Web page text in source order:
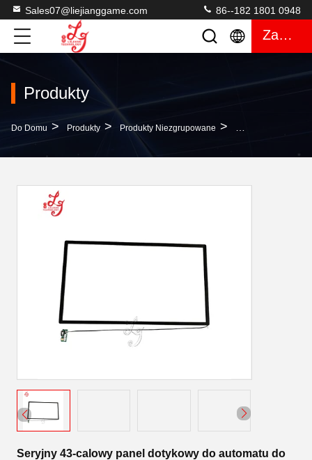
Sales07@liejianggame.com 86--182 1801 0948
Zacytować
Produkty
Do Domu > Produkty > Produkty Niezgrupowane > Seryjny 43-Calowy
Seryjny 43-calowy panel dotykowy do automatu do